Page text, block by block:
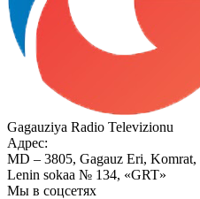
Gagauziya Radio Televizionu
Адрес:
MD – 3805, Gagauz Eri, Komrat,
Lenin sokaa № 134, «GRT»
Мы в соцсетях